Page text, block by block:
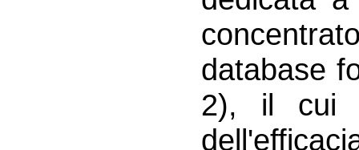
database
2), il cui